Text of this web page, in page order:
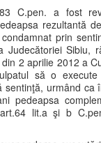
C.pen. a fost
rezultantă
prin
Judecătoriei Sibiu,
2 aprilie 2012 a
să o execute
sentinţă, urmând ca
pedeapsa
lit.a şi b